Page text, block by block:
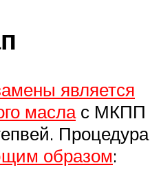
является
маслас МКПП
Процедура
образом: